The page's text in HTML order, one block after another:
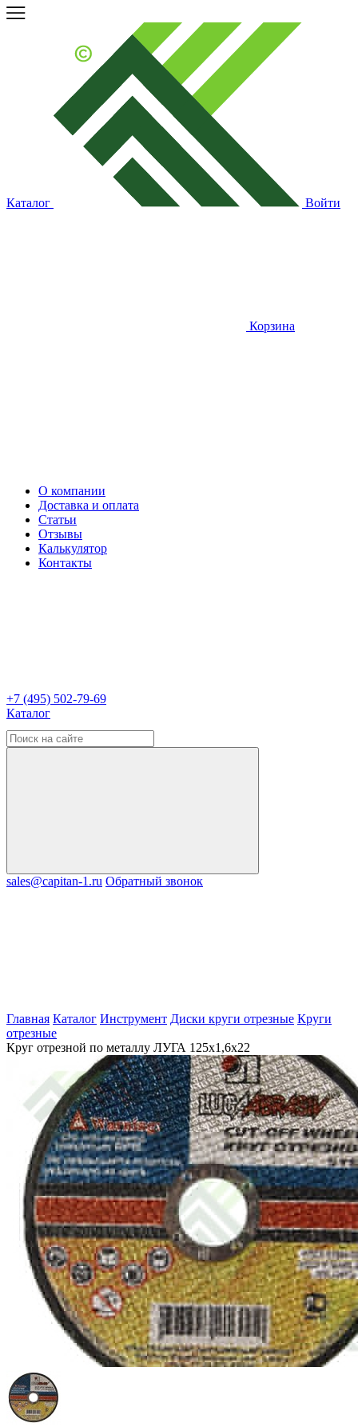
Каталог Войти
Корзина
О компании
Доставка и оплата
Статьи
Отзывы
Калькулятор
Контакты
+7 (495) 502-79-69
Каталог
sales@capitan-1.ru Обратный звонок
Главная Каталог Инструмент Диски круги отрезные Круги
отрезные
Круг отрезной по металлу ЛУГА 125х1,6х22